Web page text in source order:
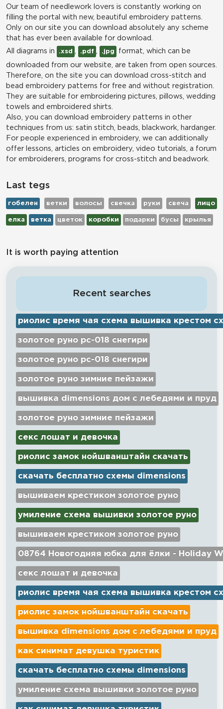
Our team of needlework lovers is constantly working on
filling the portal with new, beautiful embroidery patterns.
Only on our site you can download absolutely any scheme
that has ever been available for download.
All diagrams in
.xsd .pdf .jpg format, which can be
downloaded from our website, are taken from open sources.
Therefore, on the site you can download cross-stitch and
bead embroidery patterns for free and without registration.
They are suitable for embroidering pictures, pillows, wedding
towels and embroidered shirts.
Also, you can download embroidery patterns in other
techniques from us: satin stitch, beads, blackwork, hardanger.
For people experienced in embroidery, we can additionally
offer lessons, articles on embroidery, video tutorials, a forum
for embroiderers, programs for cross-stitch and beadwork.
Last tegs
гобелен ветки волосы свечка руки свеча лицо
елка ветка цветок коробки подарки бусы крылья
It is worth paying attention
Recent searches
риолис время чая схема вышивка крестом
золотое руно рс-018 снегири
золотое руно рс-018 снегири
золотое руно зимние пейзажи
вышивка dimensions дом с лебедями и пруд
золотое руно зимние пейзажи
секс лошат и девочка
риолис замок нойшванштайн скачать
скачать бесплатно схемы dimensions
вышиваем крестиком золотое руно
умиление схема вышивки золотое руно
вышиваем крестиком золотое руно
08764 Новогодняя юбка для ёлки - Holiday
секс лошат и девочка
риолис время чая схема вышивка крестом
риолис замок нойшванштайн скачать
вышивка dimensions дом с лебедями и пруд
как синимат девушка туристик
скачать бесплатно схемы dimensions
умиление схема вышивки золотое руно